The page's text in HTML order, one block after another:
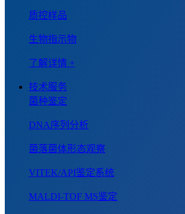
质控样品
生物指示物
了解详情 +
技术服务
菌种鉴定
DNA序列分析
菌落菌体形态观察
VITEK/API鉴定系统
MALDI-TOF MS鉴定